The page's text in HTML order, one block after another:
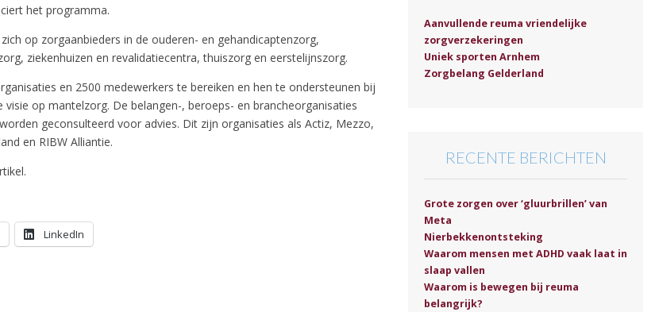
het programma.
op zorgaanbieders in de ouderen- en gehandicaptenzorg,
ziekenhuizen en revalidatiecentra, thuiszorg en eerstelijnszorg.
en 2500 medewerkers te bereiken en hen te ondersteunen bij
op mantelzorg. De belangen-, beroeps- en brancheorganisaties
geconsulteerd voor advies. Dit zijn organisaties als Actiz, Mezzo,
en RIBW Alliantie.
LinkedIn
Aanvullende reuma vriendelijke
zorgverzekeringen
Uniek sporten Arnhem
Zorgbelang Gelderland
RECENTE BERICHTEN
Grote zorgen over ‘gluurbrillen’ van
Meta
Nierbekkenontsteking
Waarom mensen met ADHD vaak laat in
slaap vallen
Waarom is bewegen bij reuma
belangrijk?